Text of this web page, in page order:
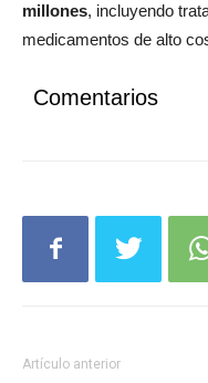
millones, incluyendo
medicamentos de alto
Comentarios
Artículo anterior